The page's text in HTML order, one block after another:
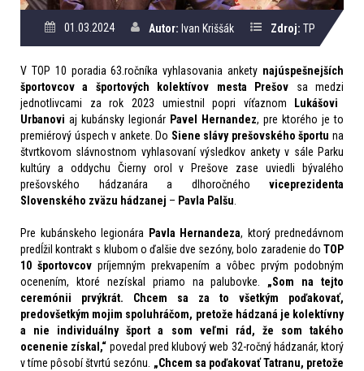
01.03.2024 Autor: Ivan Kriššák Zdroj: TP
V TOP 10 poradia 63.ročníkavyhlasovania ankety najúspešnejších
športovcov a športových kolektívov mesta Prešov sa medzi
jednotlivcami za rok 2023 umiestnilpopri víťaznom
Lukášovi
Urbanovi aj kubánsky legionár Pavel Hernandez, pre ktorého je to
premiérový úspech v ankete. Do Siene slávy prešovského športuna
štvrtkovom slávnostnom vyhlasovaní výsledkov ankety v sále Parku
kultúry a oddychu Čierny orol v Prešove zase uviedli bývalého
prešovského hádzanára a dlhoročného viceprezidenta
Slovenského zväzu hádzanej – Pavla Palšu.
Pre kubánskeho legionára Pavla Hernandeza, ktorý prednedávnom
predĺžil kontrakt s klubom o ďalšie dve sezóny, bolo zaradenie do TOP
10 športovcov príjemným prekvapením a vôbec prvým podobným
ocenením, ktoré nezískal priamo na palubovke. „Som na tejto
ceremónii prvýkrát. Chcem sa za to všetkým poďakovať,
predovšetkým mojim spoluhráčom, pretože hádzaná je kolektívny
a nie individuálny šport a som veľmi rád, že som takého
ocenenie získal,“ povedal pred klubový web 32-ročný hádzanár, ktorý
v tíme pôsobí štvrtú sezónu. „Chcem sa poďakovať Tatranu, pretože